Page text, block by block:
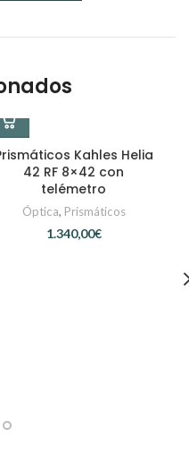
Kahles Helia
42 RF 8×42 con
telémetro
Óptica, Prismáticos
€